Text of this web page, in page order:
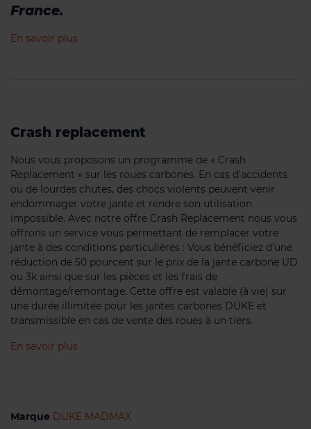
France.
En savoir plus
Crash replacement
Nous vous proposons un programme de « Crash
Replacement » sur les roues carbones. En cas d'accidents
ou de lourdes chutes, des chocs violents peuvent venir
endommager votre jante et rendre son utilisation
impossible. Avec notre offre Crash Replacement nous vous
offrons un service vous permettant de remplacer votre
jante à des conditions particulières : Vous bénéficiez d’une
réduction de 50 pourcent sur le prix de la jante carbone UD
ou 3k ainsi que sur les pièces et les frais de
démontage/remontage. Cette offre est valable (à vie) sur
une durée illimitée pour les jantes carbones DUKE et
transmissible en cas de vente des roues à un tiers.
En savoir plus
Marque DUKE MADMAX